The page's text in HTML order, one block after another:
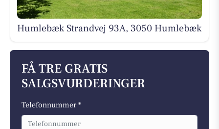
Humlebæk Strandvej 93A, 3050 Humlebæk
FÅ TRE GRATIS
SALGSVURDERINGER
Telefonnummer *